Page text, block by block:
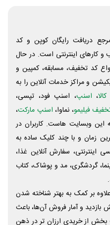
دریافت رایگان کوپن و کد
کارهای اینترنتی است. در حال
کد تخفیف، مسابقه، کمپین و
و مراکز خدمات آنلاین را به
، اسنپ، اسنپ فود، تپسی،
فیلیمو، نماوا، اسنپ مارکت،
این وبسایت ‌هاست. کاربران در
زمان و با چند کلیک ساده به
اینترنتی، سفارش آنلاین غذا،
گردشگری، مد و پوشاک، کتاب
بر کمک به بهتر شناخته شدن
بازدید و آمار فروش آن‌ها، باعث
بخش از خریدی ارزان تر در ذهن